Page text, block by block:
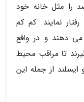
را مثل خانه خود
نمایند. کم کم
می دهند و در واقع
تا مراقب محیط
ایسلند از جمله این